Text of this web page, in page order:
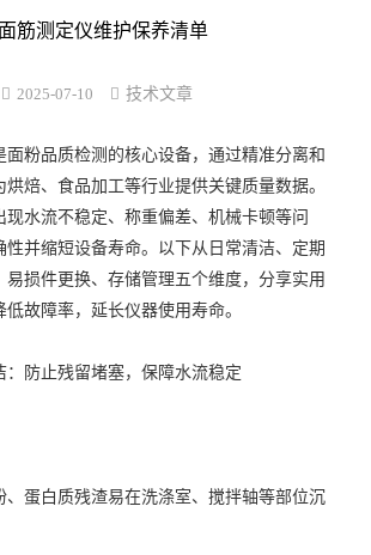
面筋测定仪维护保养清单
2025-07-10 技术文章
面粉品质检测的核心设备，通过精准分离和
焙、食品加工等行业提供关键质量数据。
现水流不稳定、称重偏差、机械卡顿等问
性并缩短设备寿命。以下从日常清洁、定期
易损件更换、存储管理五个维度，分享实用
故障率，延长仪器使用寿命。
防止残留堵塞，保障水流稳定
蛋白质残渣易在洗涤室、搅拌轴等部位沉